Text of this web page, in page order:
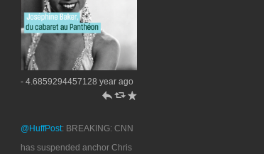
- 4.6859294457128 year ago
h J R
@HuffPost: BREAKING: CNN
has suspended anchor Chris